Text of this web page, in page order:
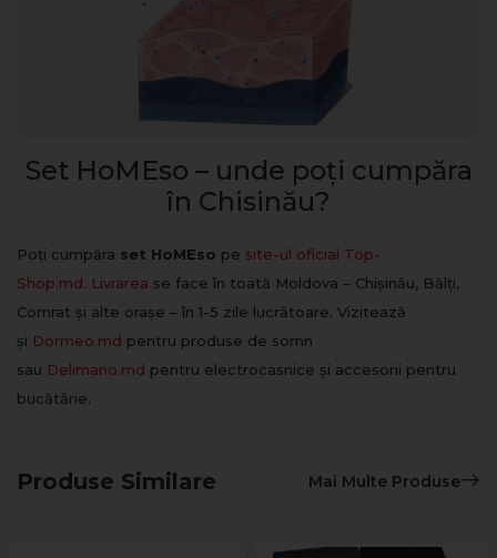
Set HoMEso – unde poți cumpăra
în Chisinău?
Poți cumpăra set HoMEso pe site-ul oficial Top-
Shop.md. Livrarea se face în toată Moldova – Chișinău, Bălți,
Comrat și alte orașe – în 1-5 zile lucrătoare. Vizitează
și Dormeo.md pentru produse de somn
sau Delimano.md pentru electrocasnice și accesorii pentru
bucătărie.
Produse Similare Mai Multe Produse